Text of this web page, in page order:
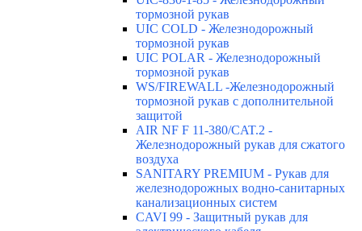
тормозной рукав
UIC COLD - Железнодорожный
тормозной рукав
UIC POLAR - Железнодорожный
тормозной рукав
WS/FIREWALL -Железнодорожный
тормозной рукав с дополнительной
защитой
AIR NF F 11-380/CAT.2 -
Железнодорожный рукав для сжатого
воздуха
SANITARY PREMIUM - Рукав для
железнодорожных водно-санитарных
канализационных систем
CAVI 99 - Защитный рукав для